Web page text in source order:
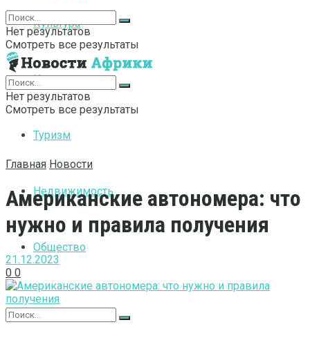
Культура
Интернет
Туризм
Недвижимость
Общество
Нет результатов
Смотреть все результаты
Нет результатов
Смотреть все результаты
Главная Новости
Американские автономера: что
нужно и правила получения
21.12.2023
0 0